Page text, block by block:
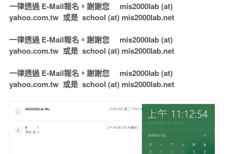
一律透過 E-Mail報名。謝謝您 mis2000lab (at)
yahoo.com.tw 或是 school (at) mis2000lab.net
一律透過 E-Mail報名。謝謝您 mis2000lab (at)
yahoo.com.tw 或是 school (at) mis2000lab.net
一律透過 E-Mail報名。謝謝您 mis2000lab (at)
yahoo.com.tw 或是 school (at) mis2000lab.net